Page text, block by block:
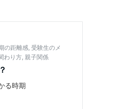
の距離感,受験生のメ
わり方,親子関係
る時期